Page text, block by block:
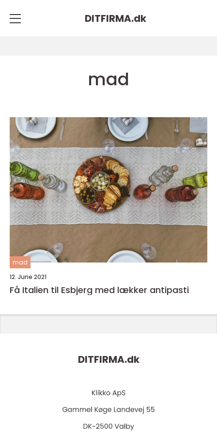
DITFIRMA.dk
mad
mad
12. June 2021
Få Italien til Esbjerg med lækker antipasti
DITFIRMA.dk